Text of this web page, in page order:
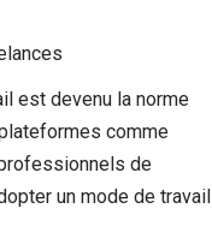
est devenu la norme
comme
de
un mode de travail